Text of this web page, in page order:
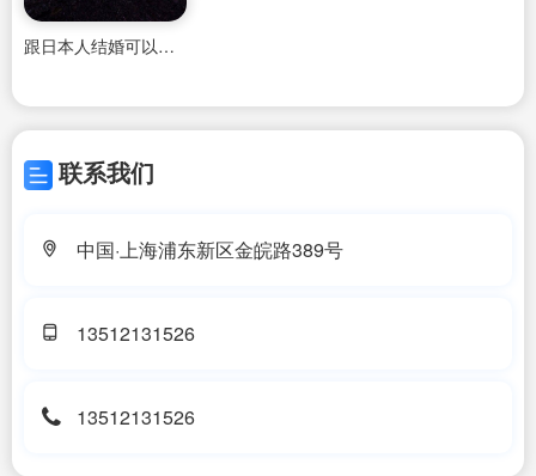
跟日本人结婚可以获得永久居民吗
联系我们
中国·上海浦东新区金皖路389号
13512131526
13512131526